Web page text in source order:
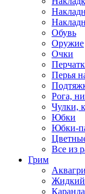
Обувь
Оружие
Очки
Перья
Рога,
Чулки,
Юбки
Юбки-
Все из
Грим
Жидкий